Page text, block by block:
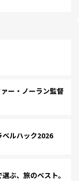
ー・ノーラン監督
ルハック2026
ぶ、旅のベスト。